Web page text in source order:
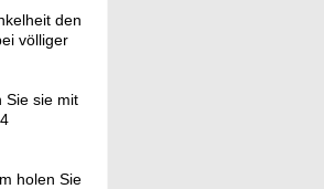
den
völliger
Sie sie mit
holen Sie